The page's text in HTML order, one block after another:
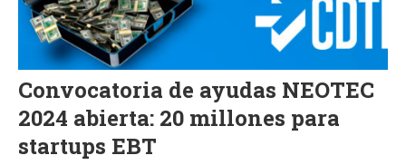
Convocatoria de ayudas NEOTEC
2024 abierta: 20 millones para
startups EBT